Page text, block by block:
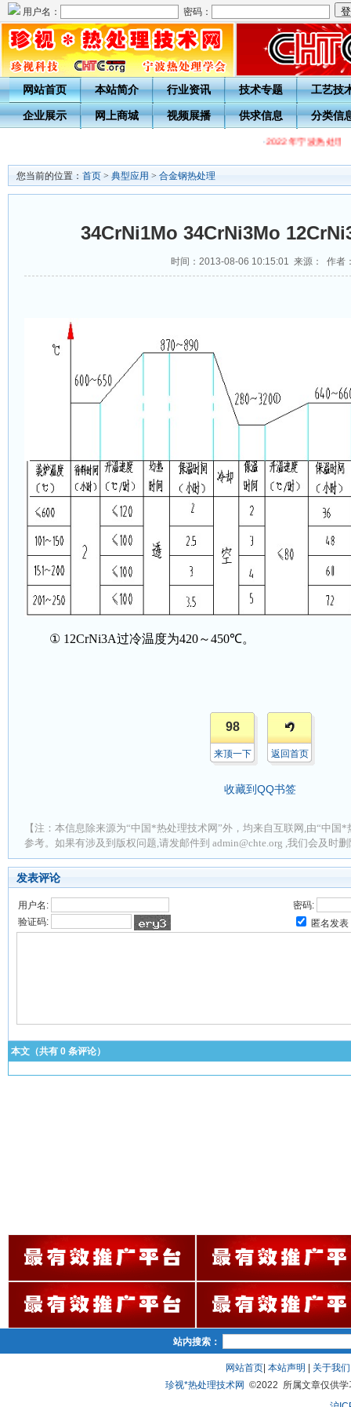
用户名： 密码：
网站首页 本站简介 行业资讯 技术专题 工艺技
企业展示 网上商城 视频展播 供求信息 分类信
·2022年宁波热处理
您当前的位置： 首页 > 典型应用 > 合金钢热处理
34CrNi1Mo 34CrNi3Mo
时间：2013-08-06 10:15:01 来源： 作者
① 12CrNi3A过冷温度为420～450℃。
98
来顶一下 返回首页
收藏到QQ书签
【注：本信息除来源为“中国*热处理技术网”外，均来自互联网,由“中国
参考。如果有涉及到版权问题,请发邮件到 admin@chte.org ,我们会及时
发表评论
用户名:
密码:
验证码:
匿名发表
本文（共有 0 条评论）
站内搜索：
网站首页| 本站声明 关于我们
珍视*热处理技术网 ©2022 所属文章仅供学